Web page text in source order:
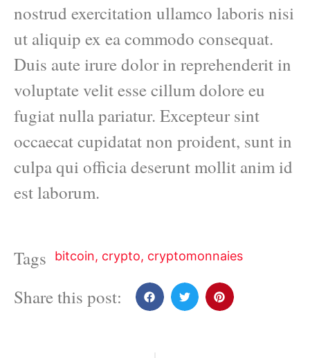
nostrud exercitation ullamco laboris nisi
ut aliquip ex ea commodo consequat.
Duis aute irure dolor in reprehenderit in
voluptate velit esse cillum dolore eu
fugiat nulla pariatur. Excepteur sint
occaecat cupidatat non proident, sunt in
culpa qui officia deserunt mollit anim id
est laborum.
Tags bitcoin, crypto, cryptomonnaies
Share this post: